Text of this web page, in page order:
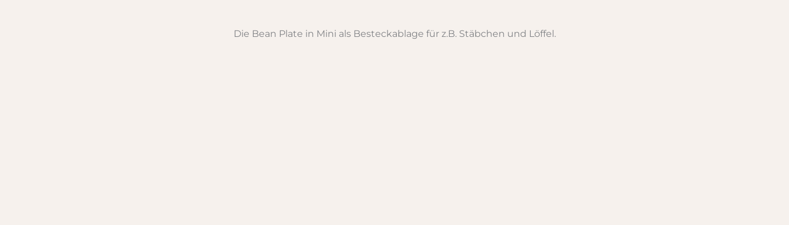
Die Bean Plate in Mini als Besteckablage für z.B. Stäbchen und Löffel.